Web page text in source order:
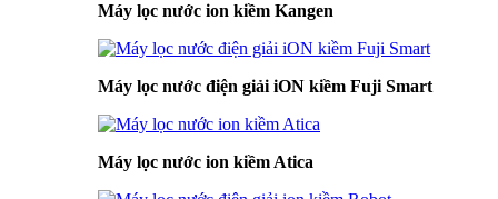
Máy lọc nước ion kiềm Kangen
Máy lọc nước điện giải iON kiềm Fuji Smart
Máy lọc nước ion kiềm Atica